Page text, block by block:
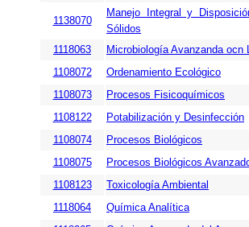
1138070
Manejo Integral y
Sólidos
1118063
Microbiología Avanzanda ocn
1108072
Ordenamiento Ecológico
1108073
Procesos Fisicoquímicos
1108122
Potabilización y Desinfección
1108074
Procesos Biológicos
1108075
Procesos Biológicos
1108123
Toxicología Ambiental
1118064
Química Analítica